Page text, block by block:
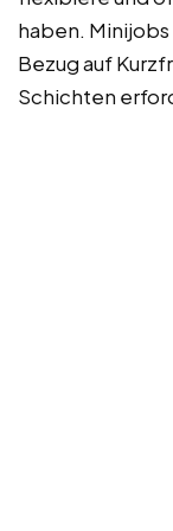
haben.
Bezug auf
Schichten